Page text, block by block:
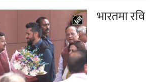
भारतमा रवि